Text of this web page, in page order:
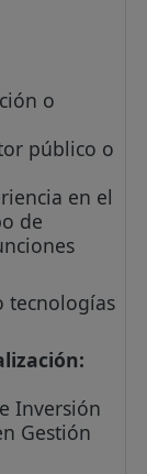
o
público o
en el
de
tecnologías
Inversión
Gestión